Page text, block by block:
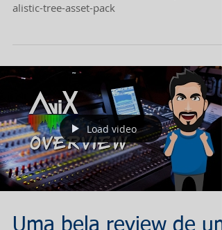
alistic-tree-asset-pack
Load video
Uma bela review de um